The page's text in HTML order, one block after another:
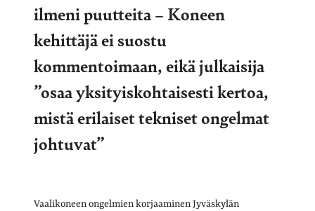
ilmeni puutteita – Koneen
kehittäjä ei suostu
kommentoimaan, eikä julkaisija
”osaa yksityiskohtaisesti kertoa,
mistä erilaiset tekniset ongelmat
johtuvat”
Vaalikoneen ongelmien korjaaminen Jyväskylän